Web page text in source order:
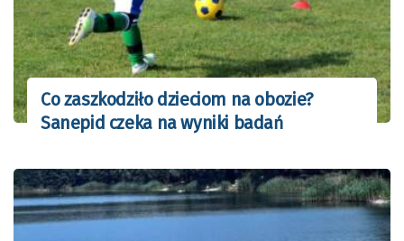
Co zaszkodziło dzieciom na obozie?
Sanepid czeka na wyniki badań